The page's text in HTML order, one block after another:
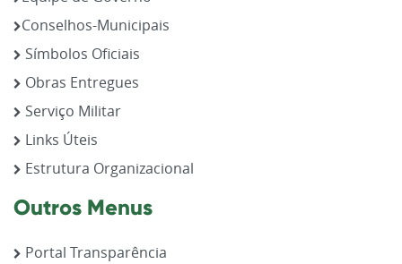
Conselhos-Municipais
Símbolos Oficiais
Obras Entregues
Serviço Militar
Links Úteis
Estrutura Organizacional
Outros Menus
Portal Transparência